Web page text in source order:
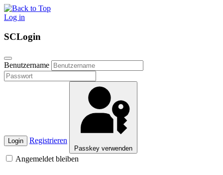
Log in
SCLogin
Benutzername
Login Registrieren
Passkey verwenden
Angemeldet bleiben